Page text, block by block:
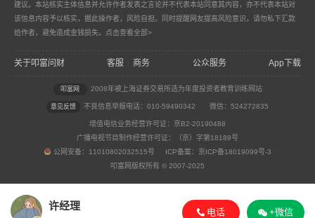
许经理
+微信
电话
建议。本站核实主体信息并允许作者发表之言论并不代表本站同意其内容，亦不代表本站对
该信息内容予以核实，据此操作者，风险自担。同时提醒网友提高风险意识，请勿私下汇款
给作者，避免造成金钱损失。 点击查看全部>
关于叩富问财 客服 商务 公众服务 App下载
叩富网 2008年被上海证券交易所选为年度投资者教育训练网站
意见反馈 不良信息举报电话：010-59490342 微信：524272835
增值电信业务经营许可证：京B2-20190488
广播电视节目制作经营许可证：（京）字第18189号
公网安备：11010802032515号 ICP备案：京ICP备18019099号-3
叩富网版权所有 © 2007-2025